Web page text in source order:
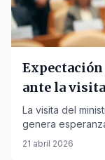
ante la
Gibraltar
La visita del
genera
los trabajadores
21 abril 2026